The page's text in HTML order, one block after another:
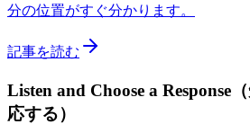
分の位置がすぐ分かります。
記事を読む
Listen and Choose a Response
応する）